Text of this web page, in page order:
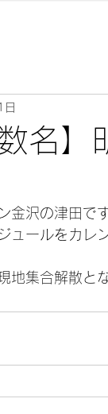
名】
金沢の津田です
ュールをカレ
地集合解散と